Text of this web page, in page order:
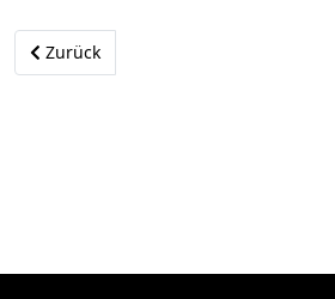
Vorheriger Beitrag: Pascal Noller
Zurück